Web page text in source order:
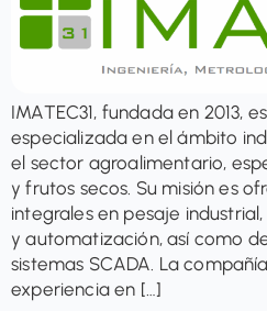
IMATEC31, fundada en 2013,
especializada en el ámbito
el sector agroalimentario,
y frutos secos. Su misión es
integrales en pesaje
y automatización, así como
sistemas SCADA. La
experiencia en […]